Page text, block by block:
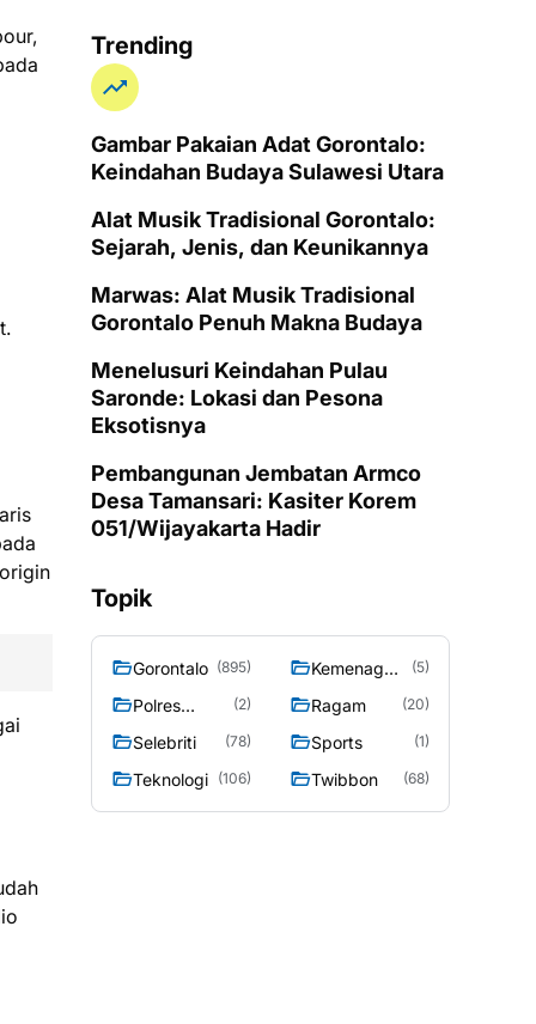
Trending
Gambar Pakaian Adat Gorontalo:
Keindahan Budaya Sulawesi Utara
Alat Musik Tradisional Gorontalo:
Sejarah, Jenis, dan Keunikannya
Marwas: Alat Musik Tradisional
Gorontalo Penuh Makna Budaya
Menelusuri Keindahan Pulau
Saronde: Lokasi dan Pesona
Eksotisnya
Pembangunan Jembatan Armco
Desa Tamansari: Kasiter Korem
051/Wijayakarta Hadir
Topik
Gorontalo (895)
Kemenag
(5)
Polres
(2) Ragam (20)
Selebriti (78) Sports (1)
Teknologi (106) Twibbon (68)